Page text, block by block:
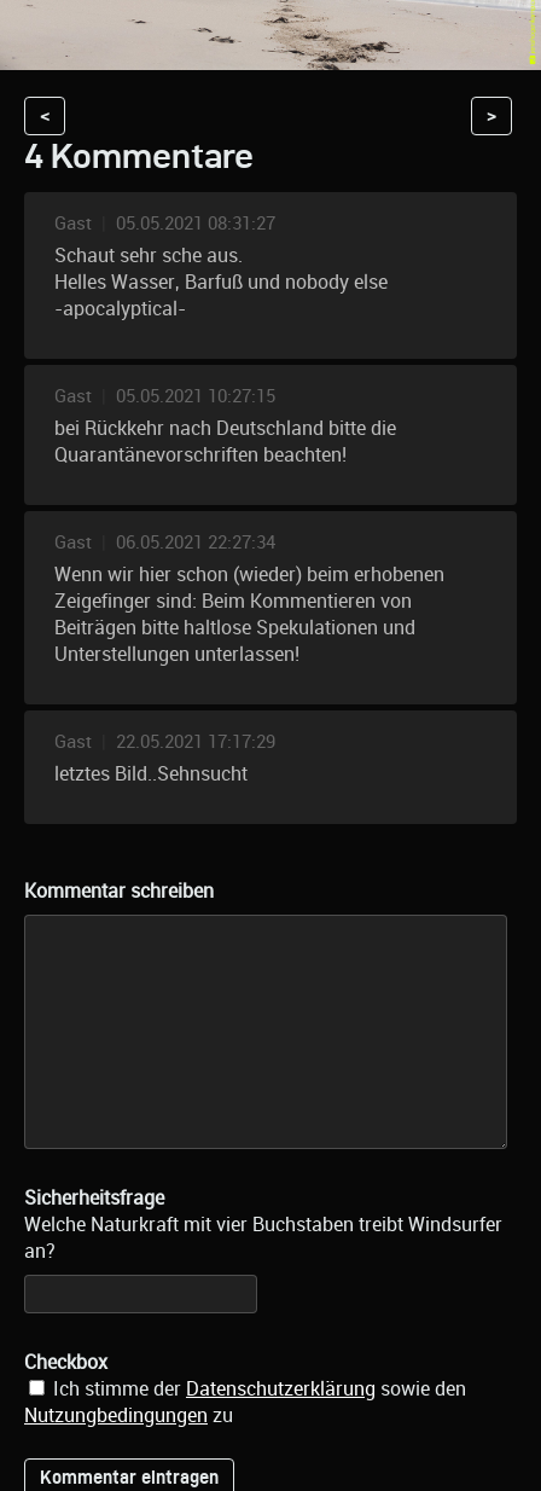
< >
4 Kommentare
Gast 05.05.2021 08:31:27
Schaut sehr sche aus.
Helles Wasser, Barfuß und nobody else
-apocalyptical-
Gast 05.05.2021 10:27:15
bei Rückkehr nach Deutschland bitte die
Quarantänevorschriften beachten!
Gast 06.05.2021 22:27:34
Wenn wir hier schon (wieder) beim erhobenen
Zeigefinger sind: Beim Kommentieren von
Beiträgen bitte haltlose Spekulationen und
Unterstellungen unterlassen!
Gast 22.05.2021 17:17:29
letztes Bild..Sehnsucht
Kommentar schreiben
Sicherheitsfrage
Welche Naturkraft mit vier Buchstaben treibt Windsurfer
an?
Checkbox
Ich stimme der Datenschutzerklärung sowie den
Nutzungbedingungen zu